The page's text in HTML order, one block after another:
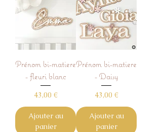
Prénom bi-matiere
- fleuri blanc
Prix
43,00 €
Ajouter au
panier
Prénom bi-matiere
- Daisy
Prix
43,00 €
Ajouter au
panier